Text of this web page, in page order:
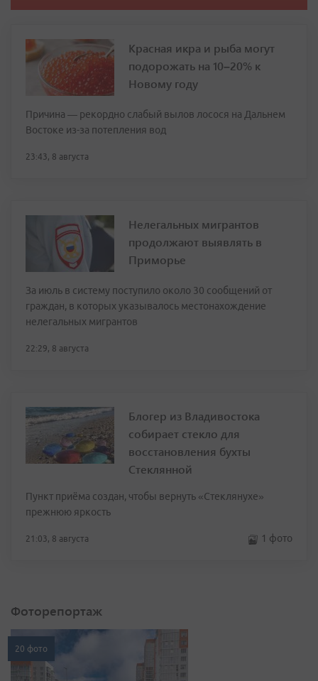
Красная икра и рыба могут
подорожать на 10–20% к
Новому году
Причина — рекордно слабый вылов лосося на Дальнем
Востоке из-за потепления вод
23:43, 8 августа
Нелегальных мигрантов
продолжают выявлять в
Приморье
За июль в систему поступило около 30 сообщений от
граждан, в которых указывалось местонахождение
нелегальных мигрантов
22:29, 8 августа
Блогер из Владивостока
собирает стекло для
восстановления бухты
Стеклянной
Пункт приёма создан, чтобы вернуть «Стеклянухе»
прежнюю яркость
21:03, 8 августа 1 фото
Фоторепортаж
20 фото